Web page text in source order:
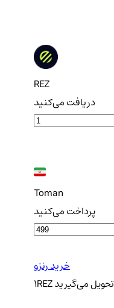
REZ
دریافت می‌کنید
Toman
پرداخت می‌کنید
خرید رنزو
1REZ تحویلمی‌گیرید